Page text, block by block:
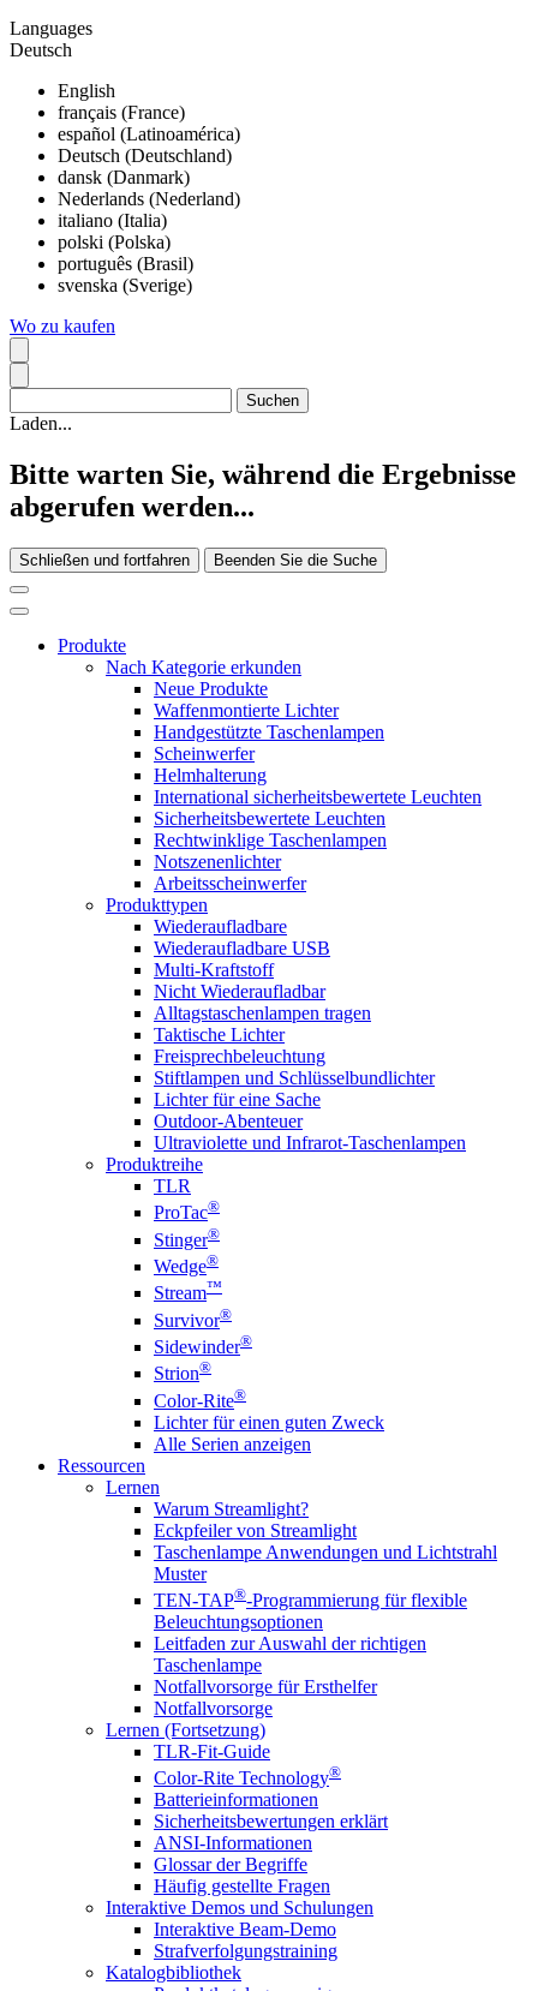
Languages
Deutsch
English
français (France)
español (Latinoamérica)
Deutsch (Deutschland)
dansk (Danmark)
Nederlands (Nederland)
italiano (Italia)
polski (Polska)
português (Brasil)
svenska (Sverige)
Wo zu kaufen
Laden...
Bitte warten Sie, während die Ergebnisse
abgerufen werden...
Schließen und fortfahren Beenden Sie die Suche
Produkte
Nach Kategorie erkunden
Neue Produkte
Waffenmontierte Lichter
Handgestützte Taschenlampen
Scheinwerfer
Helmhalterung
International sicherheitsbewertete Leuchten
Sicherheitsbewertete Leuchten
Rechtwinklige Taschenlampen
Notszenenlichter
Arbeitsscheinwerfer
Produkttypen
Wiederaufladbare
Wiederaufladbare USB
Multi-Kraftstoff
Nicht Wiederaufladbar
Alltagstaschenlampen tragen
Taktische Lichter
Freisprechbeleuchtung
Stiftlampen und Schlüsselbundlichter
Lichter für eine Sache
Outdoor-Abenteuer
Ultraviolette und Infrarot-Taschenlampen
Produktreihe
TLR
ProTac®
Stinger®
Wedge®
Stream™
Survivor®
Sidewinder®
Strion®
Color-Rite®
Lichter für einen guten Zweck
Alle Serien anzeigen
Ressourcen
Lernen
Warum Streamlight?
Eckpfeiler von Streamlight
Taschenlampe Anwendungen und Lichtstrahl
Muster
TEN-TAP®-Programmierung für flexible
Beleuchtungsoptionen
Leitfaden zur Auswahl der richtigen
Taschenlampe
Notfallvorsorge für Ersthelfer
Notfallvorsorge
Lernen (Fortsetzung)
TLR-Fit-Guide
Color-Rite Technology®
Batterieinformationen
Sicherheitsbewertungen erklärt
ANSI-Informationen
Glossar der Begriffe
Häufig gestellte Fragen
Interaktive Demos und Schulungen
Interaktive Beam-Demo
Strafverfolgungstraining
Katalogbibliothek